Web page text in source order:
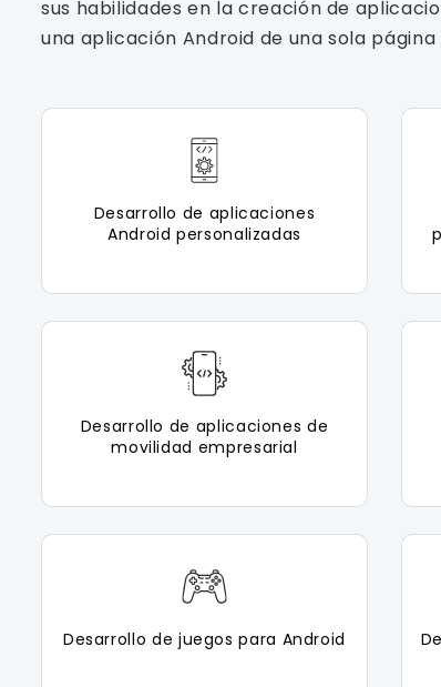
sus habilidades en la creación de
una aplicación Android de una sola
Desarrollo de aplicaciones
Android personalizadas
Desarrollo de aplicaciones de
movilidad empresarial
Desarrollo de juegos para Android